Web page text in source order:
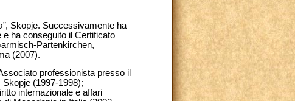
, Skopje. Successivamente ha
ha conseguito il Certificato
Partenkirchen,
(2007).
professionista presso il
(1997-1998);
internazionale e affari